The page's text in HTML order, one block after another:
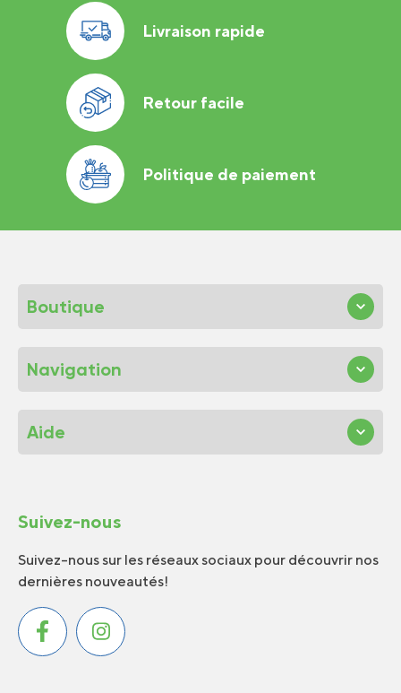
Livraison rapide
Retour facile
Politique de paiement
Boutique
Navigation
Aide
Suivez-nous
Suivez-nous sur les réseaux sociaux pour découvrir nos
dernières nouveautés!